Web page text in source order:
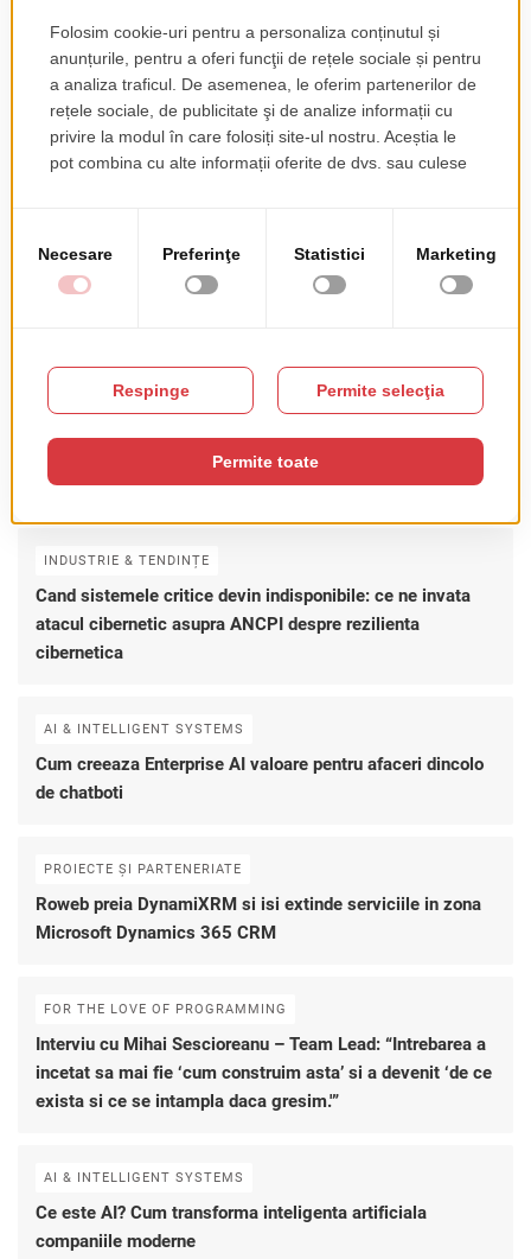
Categorii
AI & INTELLIGENT SYSTEMS
DEZVOLTARE SOFTWARE DIVERSE
FOR THE LOVE OF PROGRAMMING
Subscribe RSS FEED
INDUSTRIE & TENDINȚE
Cand sistemele critice devin indisponibile: ce ne invata
atacul cibernetic asupra ANCPI despre rezilienta
cibernetica
AI & INTELLIGENT SYSTEMS
Cum creeaza Enterprise AI valoare pentru afaceri dincolo
de chatboti
PROIECTE ȘI PARTENERIATE
Roweb preia DynamiXRM si isi extinde serviciile in zona
Microsoft Dynamics 365 CRM
FOR THE LOVE OF PROGRAMMING
Interviu cu Mihai Sescioreanu – Team Lead: “Intrebarea a
incetat sa mai fie ‘cum construim asta’ si a devenit ‘de ce
exista si ce se intampla daca gresim.'”
AI & INTELLIGENT SYSTEMS
Ce este AI? Cum transforma inteligenta artificiala
companiile moderne